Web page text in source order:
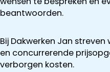
beantwoorden.
Bij Dakwerken Jan
en concurrerende
verborgen kosten.